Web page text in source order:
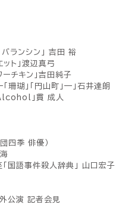
ランシン」 吉田 裕
ト」渡辺真弓
キン」吉田純子
」「円山町」—」石井達朗
」貫 成人
季 俳優）
事件殺人辞典」 山口宏子
演 記者会見